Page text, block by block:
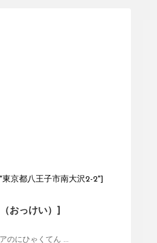
京都八王子市南大沢2-2"]
おっけい）]
のにひゃくてん ...